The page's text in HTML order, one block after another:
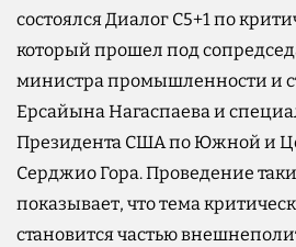
состоялся Диалог C5+1 по
который прошел под
министра промышленности и
Ерсайына Нагаспаева и
Президента США по Южной и
Серджио Гора. Проведение
показывает, что тема
становится частью